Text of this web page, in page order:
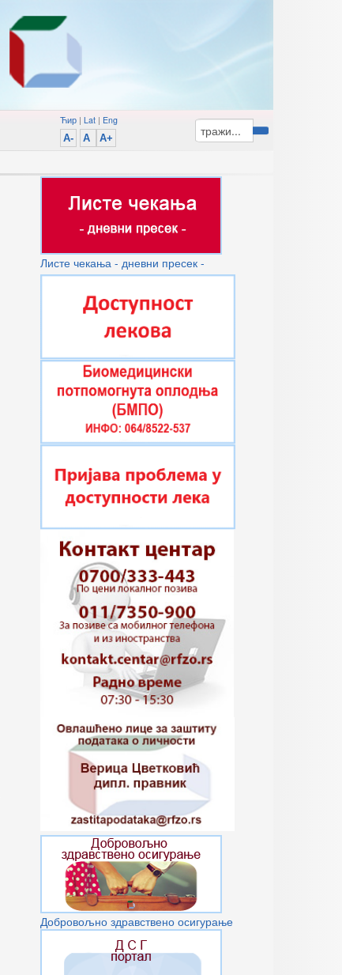
Ћир| Lat| Eng
A-
A A+
Листе чекања - дневни пресек -
Добровољно здравствено осигурање